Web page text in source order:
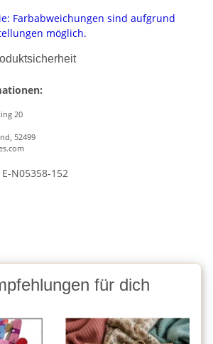
Farbabweichungen sind aufgrund
möglich.
20
52499
E-N05358-152
für dich